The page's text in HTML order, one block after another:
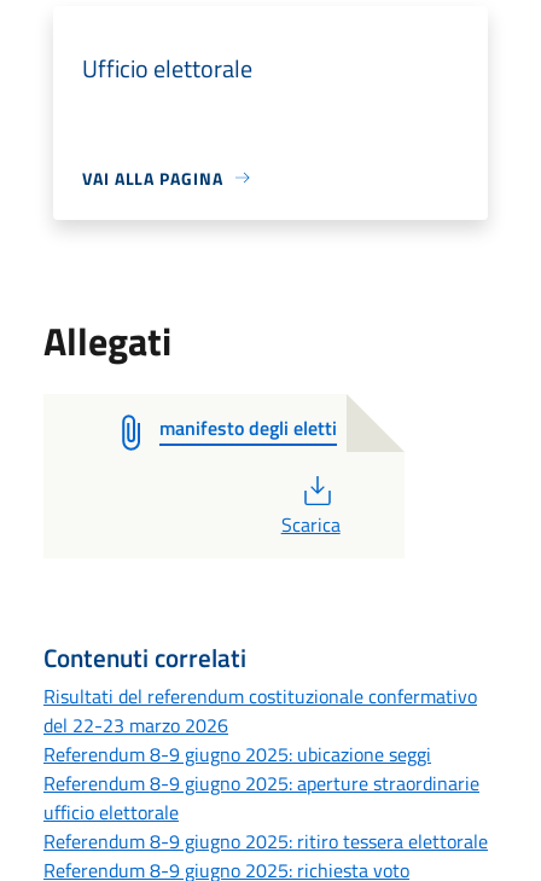
Ufficio elettorale
VAI ALLA PAGINA
Allegati
manifesto degli eletti
Scarica
Contenuti correlati
Risultati del referendum costituzionale confermativo
del 22-23 marzo 2026
Referendum 8-9 giugno 2025: ubicazione seggi
Referendum 8-9 giugno 2025: aperture straordinarie
ufficio elettorale
Referendum 8-9 giugno 2025: ritiro tessera elettorale
Referendum 8-9 giugno 2025: richiesta voto